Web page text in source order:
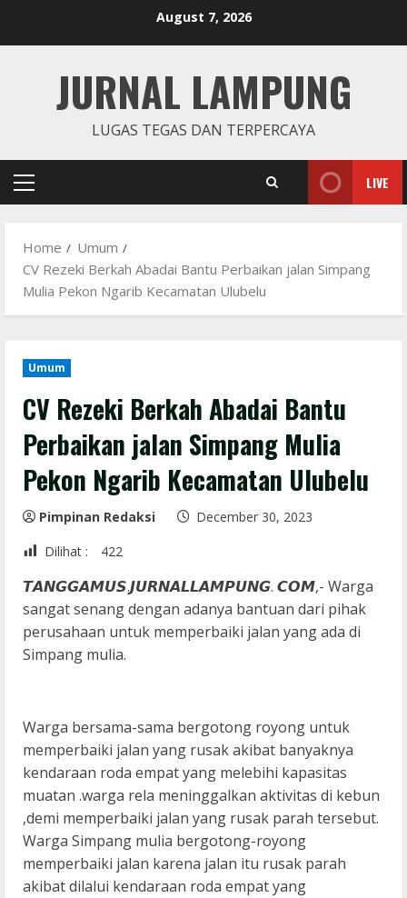
August 7, 2026
JURNAL LAMPUNG
LUGAS TEGAS DAN TERPERCAYA
Primary
LIVE
Home
Umum
CV Rezeki Berkah Abadai Bantu Perbaikan jalan Simpang
Mulia Pekon Ngarib Kecamatan Ulubelu
Umum
CV Rezeki Berkah Abadai Bantu
Perbaikan jalan Simpang Mulia
Pekon Ngarib Kecamatan Ulubelu
Pimpinan Redaksi
December 30, 2023
Dilihat :
422
𝙏𝘼𝙉𝙂𝙂𝘼𝙈𝙐𝙎.𝙅𝙐𝙍𝙉𝘼𝙇𝙇𝘼𝙈𝙋𝙐𝙉𝙂. 𝘾𝙊𝙈,- Warga
sangat senang dengan adanya bantuan dari pihak
perusahaan untuk memperbaiki jalan yang ada di
Simpang mulia.
Warga bersama-sama bergotong royong untuk
memperbaiki jalan yang rusak akibat banyaknya
kendaraan roda empat yang melebihi kapasitas
muatan .warga rela meninggalkan aktivitas di kebun
,demi memperbaiki jalan yang rusak parah tersebut.
Warga Simpang mulia bergotong-royong
memperbaiki jalan karena jalan itu rusak parah
akibat dilalui kendaraan roda empat yang